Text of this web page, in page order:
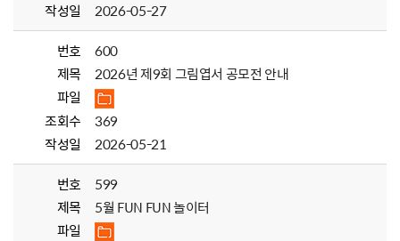
작성일
2026-05-27
번호
600
제목
2026년 제9회 그림엽서 공모전 안내
파일
조회수
369
작성일
2026-05-21
번호
599
제목
5월 FUN FUN 놀이터
파일